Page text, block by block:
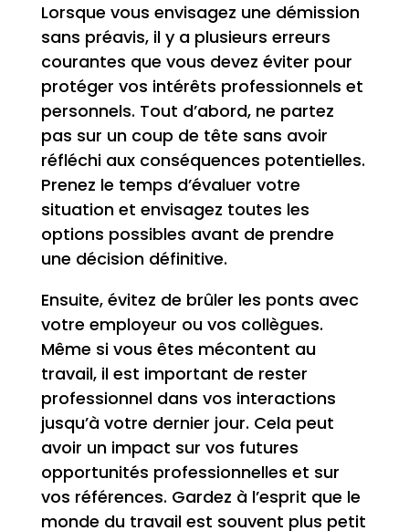
Lorsque vous envisagez une démission
sans préavis, il y a plusieurs erreurs
courantes que vous devez éviter pour
protéger vos intérêts professionnels et
personnels. Tout d’abord, ne partez
pas sur un coup de tête sans avoir
réfléchi aux conséquences potentielles.
Prenez le temps d’évaluer votre
situation et envisagez toutes les
options possibles avant de prendre
une décision définitive.
Ensuite, évitez de brûler les ponts avec
votre employeur ou vos collègues.
Même si vous êtes mécontent au
travail, il est important de rester
professionnel dans vos interactions
jusqu’à votre dernier jour. Cela peut
avoir un impact sur vos futures
opportunités professionnelles et sur
vos références. Gardez à l’esprit que le
monde du travail est souvent plus petit